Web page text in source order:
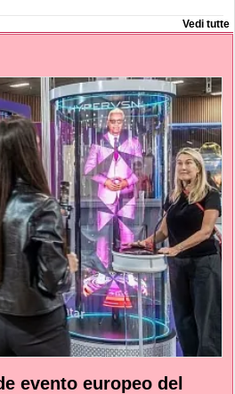
Vedi tutte
evento europeo del